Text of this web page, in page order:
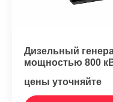
Дизельный
мощностью 800
цены уточняйте